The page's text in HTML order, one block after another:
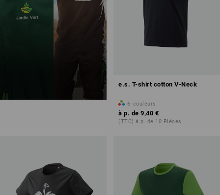
e.s. T-shirt cotton V-Neck
6 couleurs
à p. de 9,40 €
(TTC) à p. de 10 Pièces